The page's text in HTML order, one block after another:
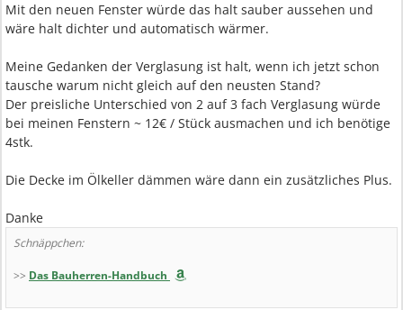
Mit den neuen Fenster würde das halt sauber aussehen und
wäre halt dichter und automatisch wärmer.
Meine Gedanken der Verglasung ist halt, wenn ich jetzt schon
tausche warum nicht gleich auf den neusten Stand?
Der preisliche Unterschied von 2 auf 3 fach Verglasung würde
bei meinen Fenstern ~ 12€ / Stück ausmachen und ich benötige
4stk.
Die Decke im Ölkeller dämmen wäre dann ein zusätzliches Plus.
Danke
Schnäppchen:
>> Das Bauherren-Handbuch